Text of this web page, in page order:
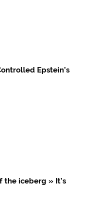
Epstein’s
the iceberg » It’s